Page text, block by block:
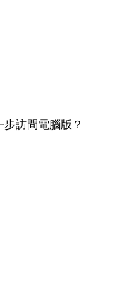
訪問電腦版？